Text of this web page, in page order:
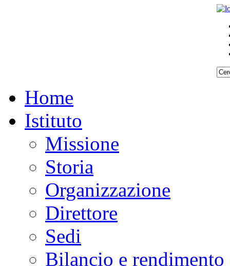
Home
Istituto
Missione
Storia
Organizzazione
Direttore
Sedi
Bilancio e rendimento